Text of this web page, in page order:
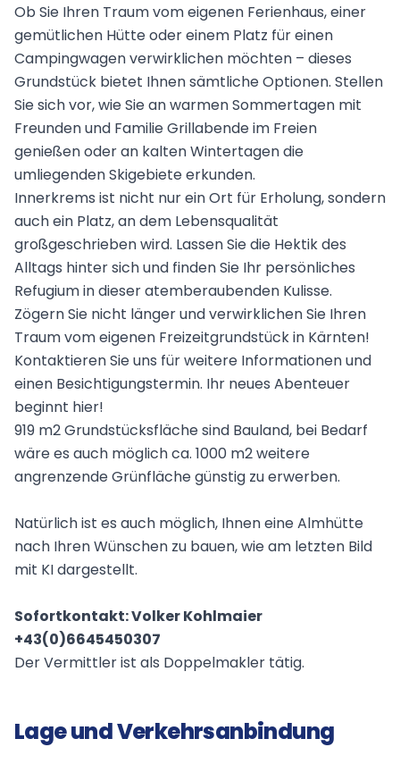
Ob Sie Ihren Traum vom eigenen Ferienhaus, einer
gemütlichen Hütte oder einem Platz für einen
Campingwagen verwirklichen möchten – dieses
Grundstück bietet Ihnen sämtliche Optionen. Stellen
Sie sich vor, wie Sie an warmen Sommertagen mit
Freunden und Familie Grillabende im Freien
genießen oder an kalten Wintertagen die
umliegenden Skigebiete erkunden.
Innerkrems ist nicht nur ein Ort für Erholung, sondern
auch ein Platz, an dem Lebensqualität
großgeschrieben wird. Lassen Sie die Hektik des
Alltags hinter sich und finden Sie Ihr persönliches
Refugium in dieser atemberaubenden Kulisse.
Zögern Sie nicht länger und verwirklichen Sie Ihren
Traum vom eigenen Freizeitgrundstück in Kärnten!
Kontaktieren Sie uns für weitere Informationen und
einen Besichtigungstermin. Ihr neues Abenteuer
beginnt hier!
919 m2 Grundstücksfläche sind Bauland, bei Bedarf
wäre es auch möglich ca. 1000 m2 weitere
angrenzende Grünfläche günstig zu erwerben.
Natürlich ist es auch möglich, Ihnen eine Almhütte
nach Ihren Wünschen zu bauen, wie am letzten Bild
mit KI dargestellt.
Sofortkontakt: Volker Kohlmaier
+43(0)6645450307
Der Vermittler ist als Doppelmakler tätig.
Lage und Verkehrsanbindung